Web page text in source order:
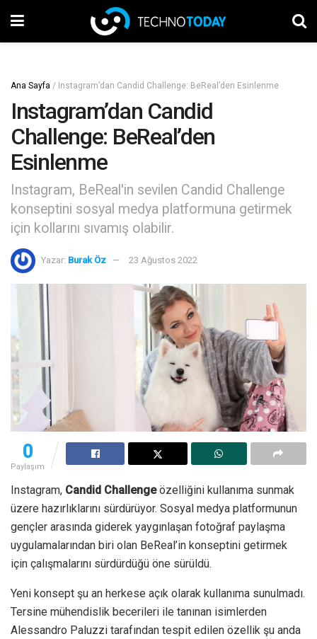
Ana Sayfa / Instagram’dan Candid Challenge: BeReal’den Esinlenme
Instagram’dan Candid
Challenge: BeReal’den
Esinlenme
Instagram, BeReal'in sevilen Candid Challenge
konseptini sosyal medya platformuna getirmek
için kollarını sıvamış olabilir.
Yazar: Burak Öz 23 Ağustos 2022
0
Paylaşım
Instagram, Candid Challengeözelliğini kullanıma sunmak
üzere hazırlıklarını sürdürüyor. Sosyal medya platformunun
gençler arasında giderek yaygınlaşan fotoğraf paylaşma
uygulamalarından biri olan BeReal’in konseptini getirmek
için çalışmalarını sürdürdüğü öne sürüldü.
Yeni konsept şu an herkese açık olarak kullanıma sunulmadı.
Tersine mühendislik becerileri ile tanınan isimlerden
Alessandro Paluzzi tarafından tespit edilen özellik şu anda